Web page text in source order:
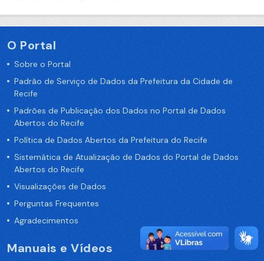
O Portal
Sobre o Portal
Padrão de Serviço de Dados da Prefeitura da Cidade de
Recife
Padrões de Publicação dos Dados no Portal de Dados
Abertos do Recife
Política de Dados Abertos da Prefeitura do Recife
Sistemática de Atualização de Dados do Portal de Dados
Abertos do Recife
Visualizações de Dados
Perguntas Frequentes
Agradecimentos
Manuais e Vídeos